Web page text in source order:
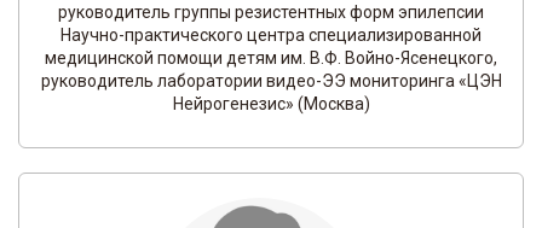
руководитель группы резистентных форм эпилепсии
Научно-практического центра специализированной
медицинской помощи детям им. В.Ф. Войно-Ясенецкого,
руководитель лаборатории видео-ЭЭ мониторинга «ЦЭН
Нейрогенезис» (Москва)